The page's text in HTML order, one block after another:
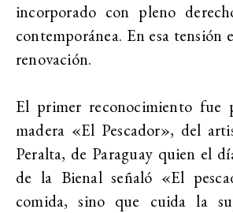
incorporado con pleno
contemporánea. En esa
renovación.
El primer reconocimiento fue
madera «El Pescador», del
Peralta, de Paraguay quien el
de la Bienal señaló «El
comida, sino que cuida la